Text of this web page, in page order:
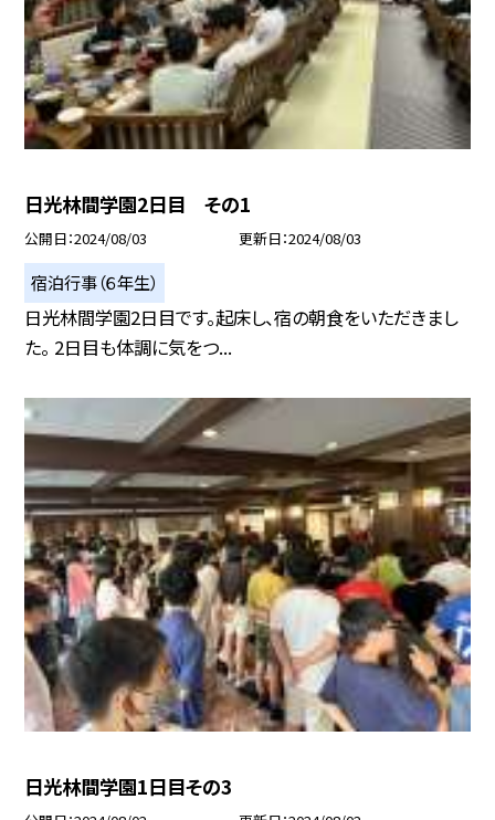
日光林間学園2日目 その1
公開日 2024/08/03 更新日 2024/08/03
宿泊行事（６年生）
日光林間学園2日目です。起床し、宿の朝食をいただきまし
た。 2日目も体調に気をつ...
日光林間学園1日目その3